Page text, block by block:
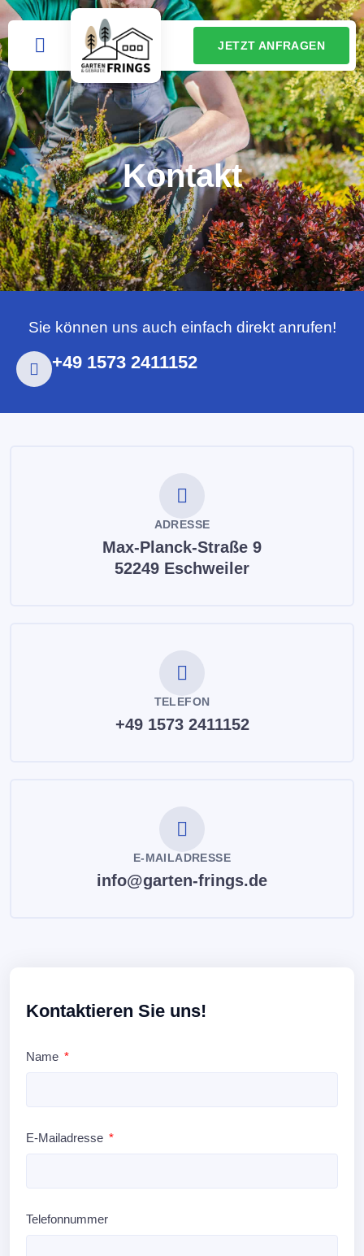
JETZT ANFRAGEN
Kontakt
Sie können uns auch einfach direkt anrufen!
+49 1573 2411152
ADRESSE
Max-Planck-Straße 9
52249 Eschweiler
TELEFON
+49 1573 2411152
E-MAILADRESSE
info@garten-frings.de
Kontaktieren Sie uns!
Name
E-Mailadresse
Telefonnummer